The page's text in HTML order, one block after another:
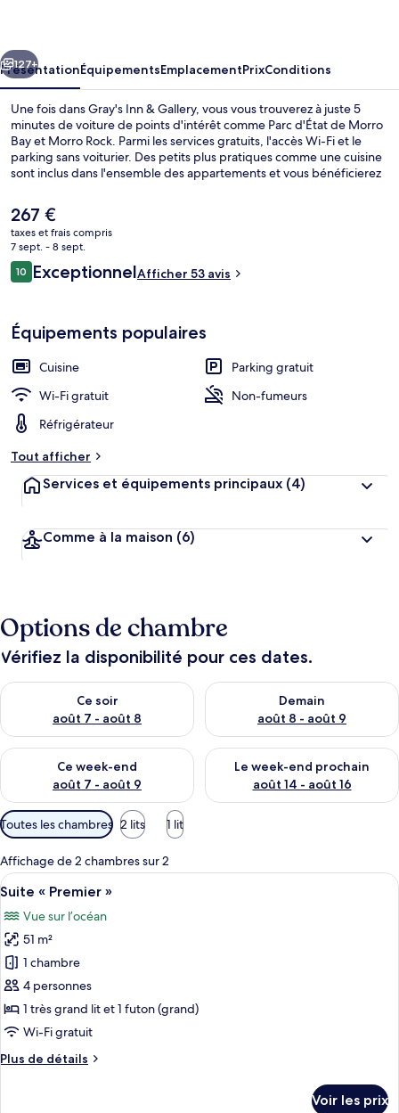
Suivant
127+
PrésentationÉquipementsEmplacementPrixConditions
Une fois dans Gray's Inn & Gallery, vous vous trouverez à juste 5
minutes de voiture de points d'intérêt comme Parc d'État de Morro
Bay et Morro Rock. Parmi les services gratuits, l'accès Wi-Fi et le
parking sans voiturier. Des petits plus pratiques comme une cuisine
sont inclus dans l'ensemble des appartements et vous bénéficierez
avec surmatelas.
Le
prix
actuel
est
de
267 €
taxes et frais compris
7 sept. - 8 sept.
Avis
voyageurs
1010 sur 10
ExceptionnelAfficher 53 avis
Équipements populaires
Cuisine
Parking gratuit
Wi-Fi gratuit
Non-fumeurs
Réfrigérateur
Tout afficher
Services et équipements principaux (4)
Comme à la maison (6)
Options de chambre
Vérifiez la disponibilité pour ces dates.
Ce soir
août 7 - août 8
Vérifier la disponibilité pour ce soir août 7 - août 8
Demain
août 8 - août 9
Vérifier la disponibilité pour
Ce week-end
août 7 - août 9
Vérifier la disponibilité pour ce week-end août 7 - août 9
Le week-end prochain
août 14 - août 16
Vérifier la disponibilité pour
Filtres
disponibles
pour
les
chambres
Toutes les chambres 2 lits 1 lit
Affichage de 2 chambres sur 2
Afficher
toutes
les
photos
pour
ce
type
de
chambre :
Suite
Une terrasse dotée de chaises et
36
Suite « Premier »
Vue sur l’océan
51 m²
1 chambre
4 personnes
1 très grand lit et 1 futon (grand)
Wi-Fi gratuit
Plus de détails
Plus
Voir les prix